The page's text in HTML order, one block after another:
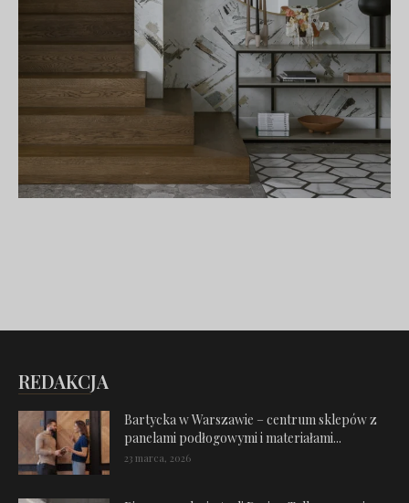
REDAKCJA
Bartycka w Warszawie – centrum sklepów z
panelami podłogowymi i materiałami...
23 marca, 2026